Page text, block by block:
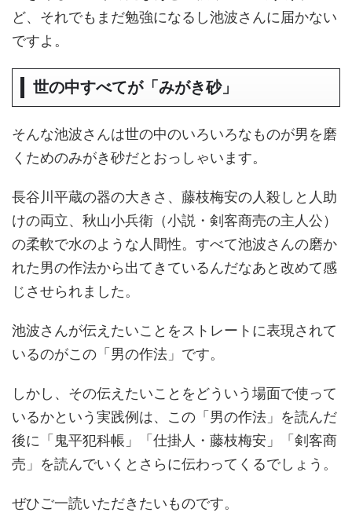
ど、それでもまだ勉強になるし池波さんに届かない
ですよ。
世の中すべてが「みがき砂」
そんな池波さんは世の中のいろいろなものが男を磨
くためのみがき砂だとおっしゃいます。
長谷川平蔵の器の大きさ、藤枝梅安の人殺しと人助
けの両立、秋山小兵衛（小説・剣客商売の主人公）
の柔軟で水のような人間性。すべて池波さんの磨か
れた男の作法から出てきているんだなあと改めて感
じさせられました。
池波さんが伝えたいことをストレートに表現されて
いるのがこの「男の作法」です。
しかし、その伝えたいことをどういう場面で使って
いるかという実践例は、この「男の作法」を読んだ
後に「鬼平犯科帳」「仕掛人・藤枝梅安」「剣客商
売」を読んでいくとさらに伝わってくるでしょう。
ぜひご一読いただきたいものです。